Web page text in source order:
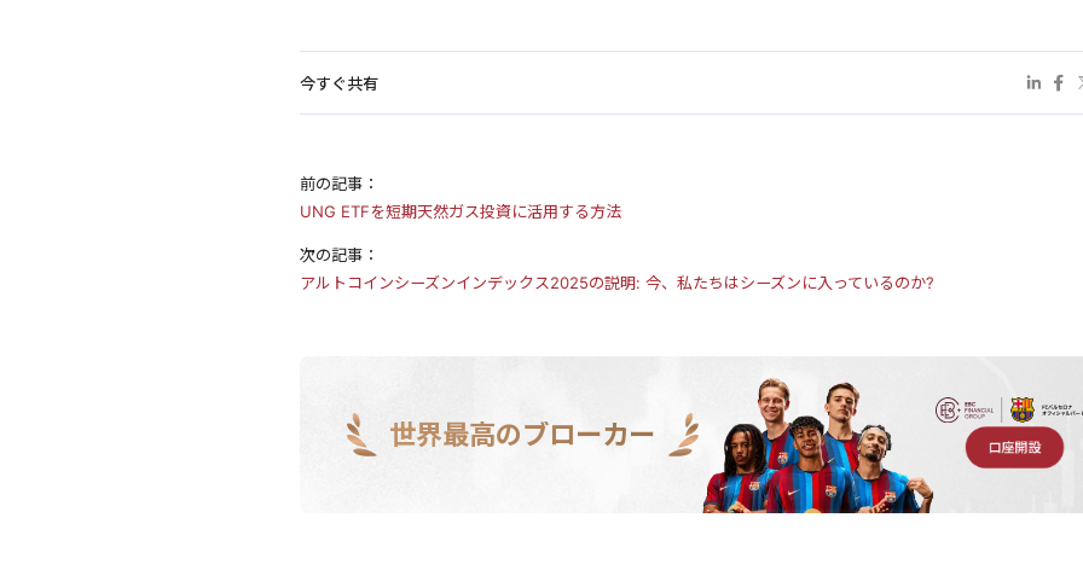
今すぐ共有
前の記事：
UNG ETFを短期天然ガス投資に活用する方法
次の記事：
アルトコインシーズンインデックス2025の説明: 今、私たちはシーズンに入っているのか?
世界最高のブローカー 口座開設